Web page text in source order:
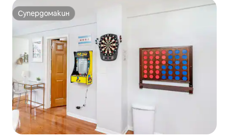
Супердомакин
Супердомакин